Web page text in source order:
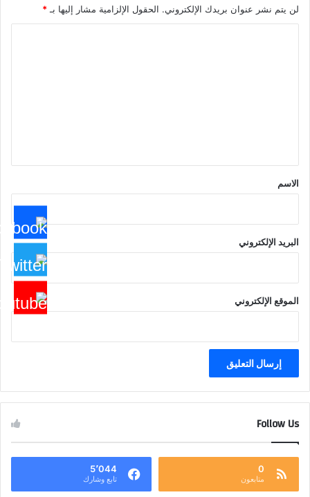
لن يتم نشر عنوان بريدك الإلكتروني. الحقول الإلزامية مشار إليها بـ *
*
الاسم
البريد الإلكتروني
الموقع الإلكتروني
Follow Us
0
متابعون
5٬044
تابع وشارك